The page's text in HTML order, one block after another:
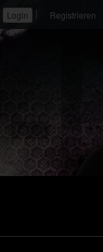
Registrieren